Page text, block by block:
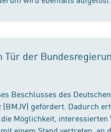
der
Beschlusses des
gefördert. Dadurch
Möglichkeit,